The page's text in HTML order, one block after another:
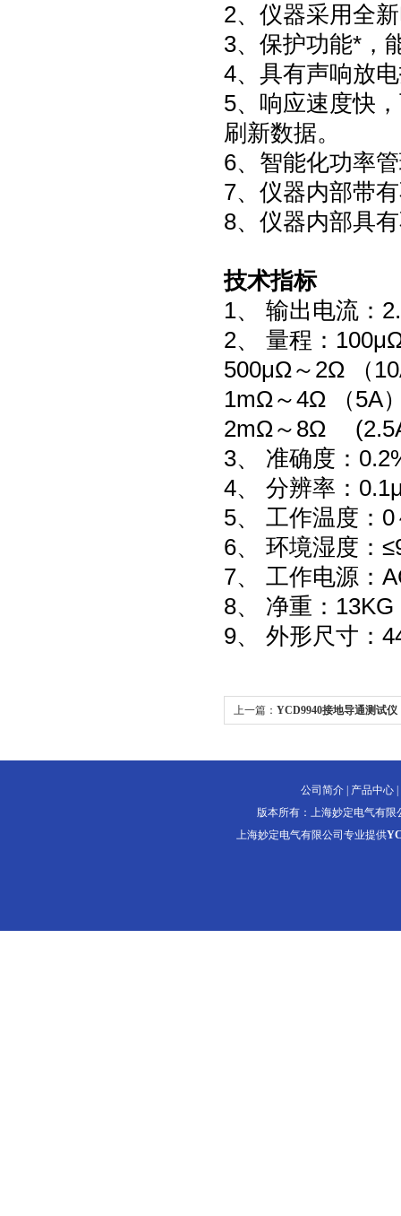
2、仪器采用全
3、保护功能*，
4、具有声响放
5、响应速度快
刷新数据。
6、智能化功率
7、仪器内部带
8、仪器内部具
技术指标
1、 输出电流：
2、 量程：
500μΩ～2Ω （
1mΩ～4Ω （5A
2mΩ～8Ω
3、 准确度：
4、 分辨率：
5、 工作温度：
6、 环境湿度：
7、 工作电源：
8、 净重：13KG
9、 外形尺寸：
上一篇： YCD9940接地导通测试仪
公司简介 产品中心
版本所有：上海妙定电气有
上海妙定电气有限公司专业提供